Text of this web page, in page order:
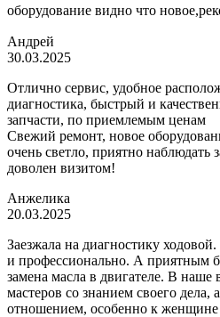
оборудование видно что
Андрей
30.03.2025
Отлично сервис, удобное
диагностика, быстрый и
запчасти, по приемлемым ценам
Свежий ремонт, новое
очень светло, приятно наблюдать
доволен визитом!
Анжелика
20.03.2025
Заезжала на диагностику
и профессионально. А приятным
замена масла в двигателе. В наше
мастеров со знанием своего дела,
отношением, особенно к женщине